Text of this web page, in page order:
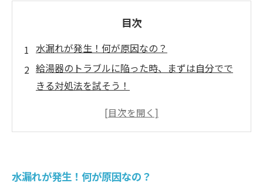
目次
水漏れが発生！何が原因なの？
給湯器のトラブルに陥った時、まずは自分でで
きる対処法を試そう！
素早い対応が大切！水漏れに見舞われた時の対
給湯器の故障を早期発見！定期的なメンテナン
水漏れが発生！何が原因なの？